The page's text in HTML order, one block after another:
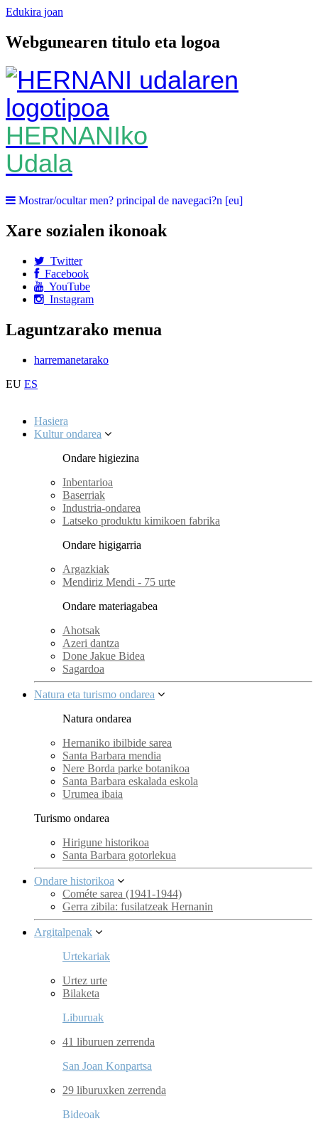
Edukira joan
Webgunearen titulo eta logoa
HERNANIko
Udala
Mostrar/ocultar men? principal de navegaci?n [eu]
Xare sozialen ikonoak
Twitter
Facebook
YouTube
Instagram
Laguntzarako menua
harremanetarako
EU ES
Hasiera
Kultur ondarea
Ondare higiezina
Inbentarioa
Baserriak
Industria-ondarea
Latseko produktu kimikoen fabrika
Ondare higigarria
Argazkiak
Mendiriz Mendi - 75 urte
Ondare materiagabea
Ahotsak
Azeri dantza
Done Jakue Bidea
Sagardoa
Natura eta turismo ondarea
Natura ondarea
Hernaniko ibilbide sarea
Santa Barbara mendia
Nere Borda parke botanikoa
Santa Barbara eskalada eskola
Urumea ibaia
Turismo ondarea
Hirigune historikoa
Santa Barbara gotorlekua
Ondare historikoa
Cométe sarea (1941-1944)
Gerra zibila: fusilatzeak Hernanin
Argitalpenak
Urtekariak
Urtez urte
Bilaketa
Liburuak
41 liburuen zerrenda
San Joan Konpartsa
29 liburuxken zerrenda
Bideoak